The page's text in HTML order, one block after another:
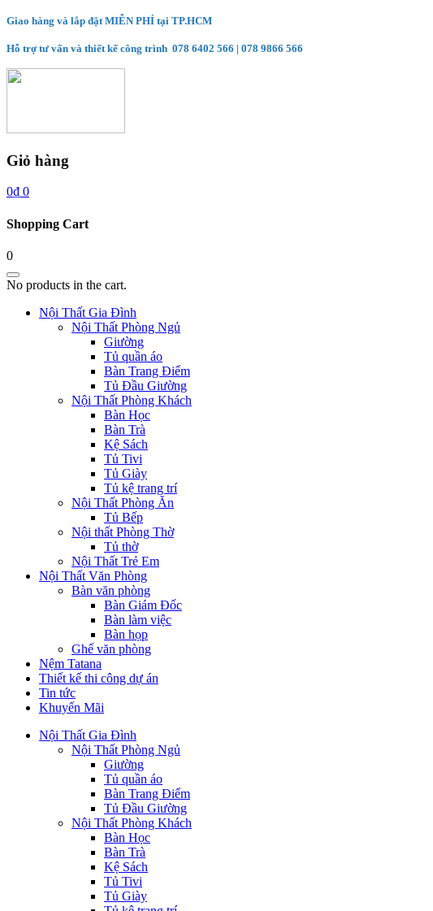
Giao hàng và lắp đặt MIỄN PHÍ tại TP.HCM
Hỗ trợ tư vấn và thiết kế công trình 078 6402 566 |078 9866 566
Giỏ hàng
0₫ 0
Shopping Cart
0
No products in the cart.
Nội Thất Gia Đình
Nội Thất Phòng Ngủ
Giường
Tủ quần áo
Bàn Trang Điểm
Tủ Đầu Giường
Nội Thất Phòng Khách
Bàn Học
Bàn Trà
Kệ Sách
Tủ Tivi
Tủ Giày
Tủ kệ trang trí
Nội Thất Phòng Ăn
Tủ Bếp
Nội thất Phòng Thờ
Tủ thờ
Nội Thất Trẻ Em
Nội Thất Văn Phòng
Bàn văn phòng
Bàn Giám Đốc
Bàn làm việc
Bàn họp
Ghế văn phòng
Nệm Tatana
Thiết kế thi công dự án
Tin tức
Khuyến Mãi
Menu
Nội Thất Gia Đình
Nội Thất Phòng Ngủ
Giường
Tủ quần áo
Bàn Trang Điểm
Tủ Đầu Giường
Nội Thất Phòng Khách
Bàn Học
Bàn Trà
Kệ Sách
Tủ Tivi
Tủ Giày